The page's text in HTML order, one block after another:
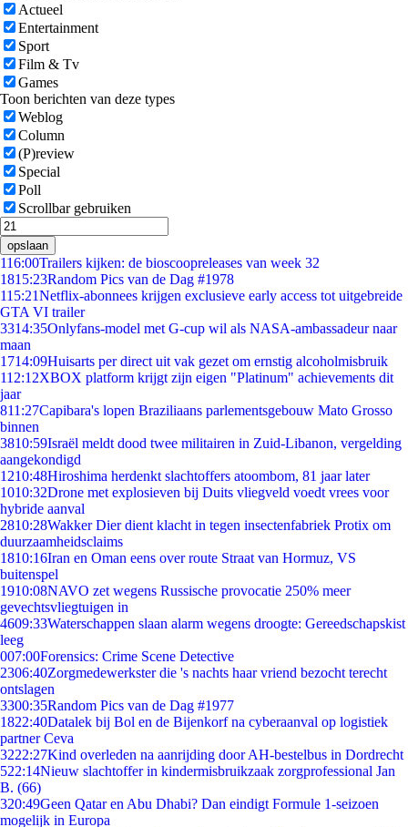
Actueel
Entertainment
Sport
Film & Tv
Games
Toon berichten van deze types
Weblog
Column
(P)review
Special
Poll
Scrollbar gebruiken
opslaan
116:00Trailers kijken: de bioscoopreleases van week 32
1815:23Random Pics van de Dag #1978
115:21Netflix-abonnees krijgen exclusieve early access tot uitgebreide
GTA VI trailer
3314:35Onlyfans-model met G-cup wil als NASA-ambassadeur naar
maan
1714:09Huisarts per direct uit vak gezet om ernstig alcoholmisbruik
112:12XBOX platform krijgt zijn eigen "Platinum" achievements dit
jaar
811:27Capibara's lopen Braziliaans parlementsgebouw Mato Grosso
binnen
3810:59Israël meldt dood twee militairen in Zuid-Libanon, vergelding
aangekondigd
1210:48Hiroshima herdenkt slachtoffers atoombom, 81 jaar later
1010:32Drone met explosieven bij Duits vliegveld voedt vrees voor
hybride aanval
2810:28Wakker Dier dient klacht in tegen insectenfabriek Protix om
duurzaamheidsclaims
1810:16Iran en Oman eens over route Straat van Hormuz, VS
buitenspel
1910:08NAVO zet wegens Russische provocatie 250% meer
gevechtsvliegtuigen in
4609:33Waterschappen slaan alarm wegens droogte: Gereedschapskist
leeg
007:00Forensics: Crime Scene Detective
2306:40Zorgmedewerkster die 's nachts haar vriend bezocht terecht
ontslagen
3300:35Random Pics van de Dag #1977
1822:40Datalek bij Bol en de Bijenkorf na cyberaanval op logistiek
partner Ceva
3222:27Kind overleden na aanrijding door AH-bestelbus in Dordrecht
522:14Nieuw slachtoffer in kindermisbruikzaak zorgprofessional Jan
B. (66)
320:49Geen Qatar en Abu Dhabi? Dan eindigt Formule 1-seizoen
mogelijk in Europa